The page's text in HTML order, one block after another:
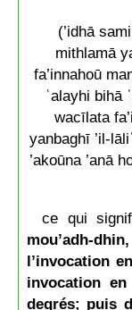
(’idhā
mithlamā
fa’innahoū
ʿalayhi bihā
wacīlata
yanbaghī ’il-
’akoūna ’anā
ce qui
mou’adh-
l’invocation
invocation
degrés; puis